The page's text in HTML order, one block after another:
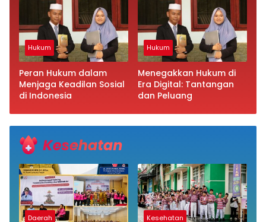
Hukum
Peran Hukum dalam
Menjaga Keadilan Sosial
di Indonesia
Hukum
Menegakkan Hukum di
Era Digital: Tantangan
dan Peluang
Daerah Kesehatan